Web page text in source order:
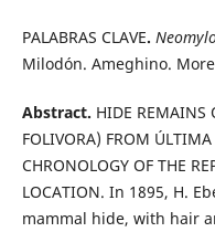
PALABRAS CLAVE.
Milodón. Ameghino.
Abstract. HIDE REMAINS
FOLIVORA) FROM
CHRONOLOGY OF THE
LOCATION. In 1895, H.
mammal hide, with hair